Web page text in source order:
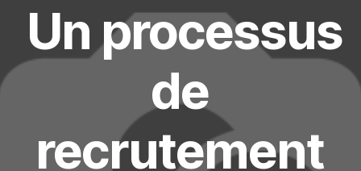
Un processus
de
recrutement